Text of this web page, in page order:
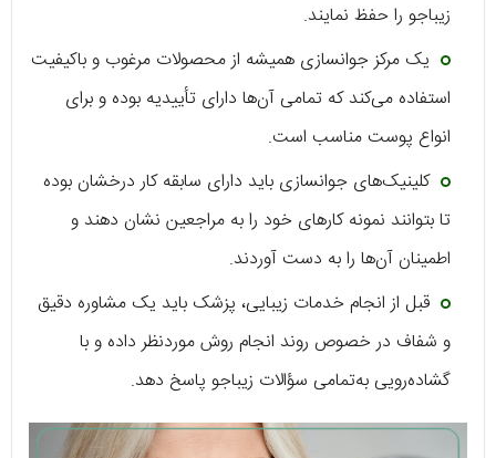
زیباجو را حفظ نمایند.
یک مرکز جوانسازی همیشه از محصولات مرغوب و باکیفیت
استفاده می‌کند که تمامی آن‌ها دارای تأییدیه بوده و برای
انواع پوست مناسب است.
کلینیک‌های جوانسازی باید دارای سابقه کار درخشان بوده
تا بتوانند نمونه کارهای خود را به مراجعین نشان دهند و
اطمینان آن‌ها را به دست آوردند.
قبل از انجام خدمات زیبایی، پزشک باید یک مشاوره دقیق
و شفاف در خصوص روند انجام روش موردنظر داده و با
گشاده‌رویی به‌تمامی سؤالات زیباجو پاسخ دهد.